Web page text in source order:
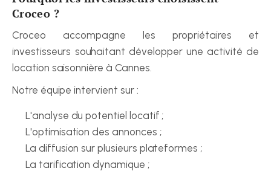
Croceo ?
Croceo accompagne les propriétaires et
investisseurs souhaitant développer une activité de
location saisonnière à Cannes.
Notre équipe intervient sur :
L'analyse du potentiel locatif ;
L'optimisation des annonces ;
La diffusion sur plusieurs plateformes ;
La tarification dynamique ;